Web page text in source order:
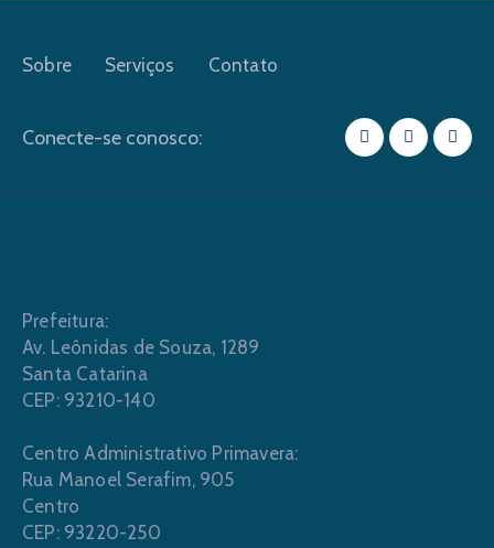
Sobre Serviços Contato
Conecte-se conosco:
Prefeitura:
Av. Leônidas de Souza, 1289
Santa Catarina
CEP: 93210-140
Centro Administrativo Primavera:
Rua Manoel Serafim, 905
Centro
CEP: 93220-250